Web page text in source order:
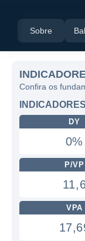
Sobre
Confira os
DY
0%
P/VP
VPA